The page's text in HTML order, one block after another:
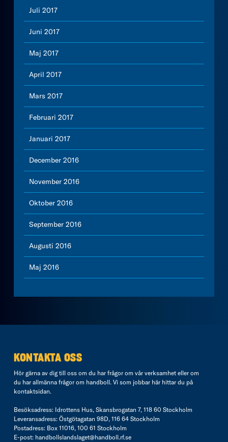
Juli 2017
Juni 2017
Maj 2017
April 2017
Mars 2017
Februari 2017
Januari 2017
December 2016
November 2016
Oktober 2016
September 2016
Augusti 2016
Maj 2016
KONTAKTA OSS
Hör gärna av dig till oss om du har frågor om vår verksamhet eller om
du har allmänna frågor om handboll. Vi som jobbar här hittar du på
kontaktsidan.
Besöksadress: Idrottens Hus, Skansbrogatan 7, 118 60 Stockholm
Leveransadress: Östgötagatan 98D, 116 64 Stockholm
Postadress: Box 11016, 100 61 Stockholm
E-post: handbollslandslaget@handboll.rf.se